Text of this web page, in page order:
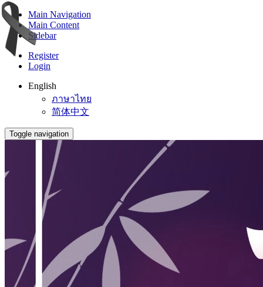
Main Navigation
Main Content
Sidebar
Register
Login
English
ภาษาไทย
简体中文
Toggle navigation